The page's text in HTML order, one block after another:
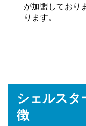
が加盟しており
ります。
シェルスタ
徴